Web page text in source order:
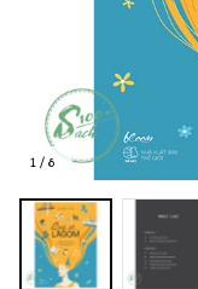
1 / 8